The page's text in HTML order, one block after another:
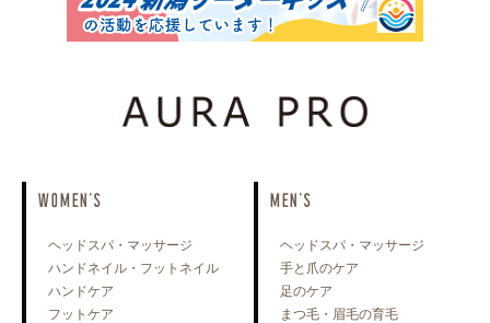
WOMEN'S
ヘッドスパ・マッサージ
ハンドネイル・フットネイル
ハンドケア
フットケア
MEN'S
ヘッドスパ・マッサージ
手と爪のケア
足のケア
まつ毛・眉毛の育毛